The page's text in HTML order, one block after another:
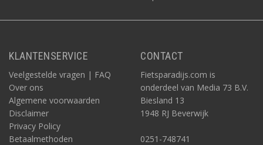
KLANTENSERVICE
Veelgestelde vragen | FAQ
Over ons
Algemene voorwaarden
Disclaimer
Privacy Policy
Betaalmethoden
CONTACT
Fietsparadijs.com is
onderdeel van Media 73 B.V.
Biesland 13
1948 RJ Beverwijk
0251-748741